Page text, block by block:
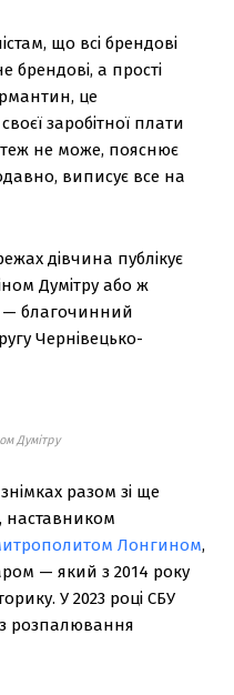
що всі брендові
брендові, а прості
це
заробітної плати
не може, пояснює
виписує все на
дівчина публікує
Думітру або ж
— благочинний
Чернівецько-
Думітру
разом зі ще
Лонгином,
— який з 2014 року
У 2023 році СБУ
розпалювання